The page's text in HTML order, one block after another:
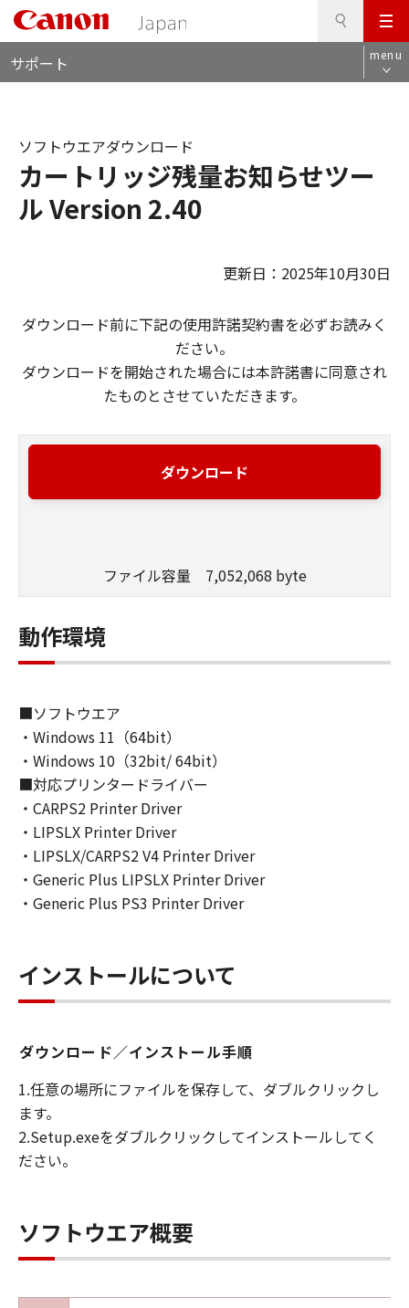
メ
ニ
ュ
サポート menu
カートリッジ残量お知らせツー
ル Version 2.40
ソフトウエアダウンロード
更新日：2025年10月30日
ダウンロード前に下記の使用許諾契約書を必ずお読みく
ださい。
ダウンロードを開始された場合には本許諾書に同意され
たものとさせていただきます。
ダウンロード
ファイル容量 7,052,068 byte
動作環境
■ソフトウエア
・Windows 11（64bit）
・Windows 10（32bit/ 64bit）
■対応プリンタードライバー
・CARPS2 Printer Driver
・LIPSLX Printer Driver
・LIPSLX/CARPS2 V4 Printer Driver
・Generic Plus LIPSLX Printer Driver
・Generic Plus PS3 Printer Driver
インストールについて
ダウンロード／インストール手順
1.任意の場所にファイルを保存して、ダブルクリックし
ます。
2.Setup.exeをダブルクリックしてインストールしてく
ださい。
ソフトウエア概要